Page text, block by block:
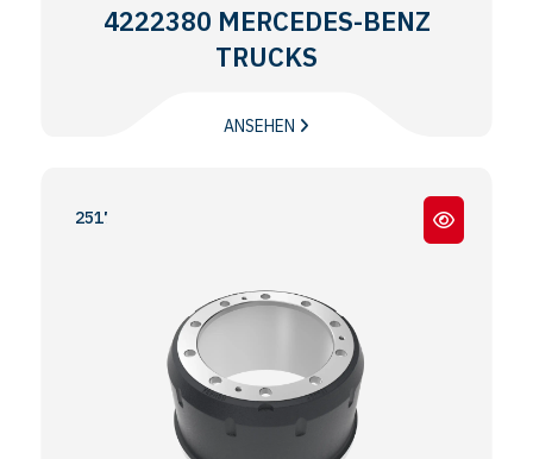
4222380 MERCEDES-BENZ
TRUCKS
ANSEHEN
2517